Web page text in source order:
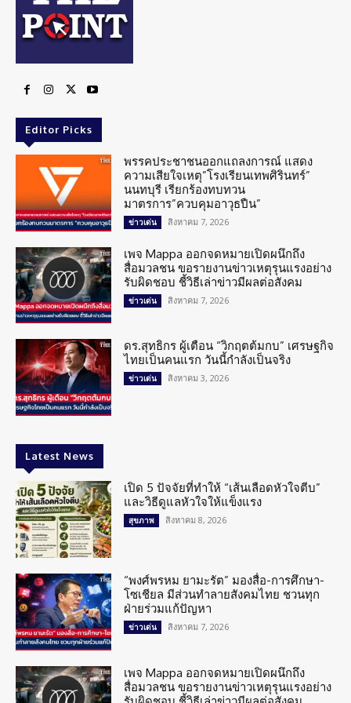
Editor Picks
พรรคประชาชนออกแถลงการณ์ แสดง
ความเสียใจเหตุ”โรงเรียนเทพศิรินทร์”
นนทบุรี เรียกร้องทบทวน
มาตรการ”ควบคุมอาวุธปืน”
ข่าวเด่น สิงหาคม 7, 2026
เพจ Mappa ออกจดหมายเปิดผนึกถึง
สื่อมวลชน ขอรายงานข่าวเหตุรุนแรงอย่าง
รับผิดชอบ ชี้วิธีเล่าข่าวมีผลต่อสังคม
ข่าวเด่น สิงหาคม 7, 2026
ดร.สุทธิกร ผู้เตือน “วิกฤตต้มกบ” เศรษฐกิจ
ไทยเป็นคนแรก วันนี้กำลังเป็นจริง
ข่าวเด่น สิงหาคม 3, 2026
Latest News
เปิด 5 ปัจจัยที่ทำให้ “เส้นเลือดหัวใจตีบ”
และวิธีดูแลหัวใจให้แข็งแรง
สุขภาพ สิงหาคม 8, 2026
“พงศ์พรหม ยามะรัต” มองสื่อ-การศึกษา-
โซเชียล มีส่วนทำลายสังคมไทย ชวนทุก
ฝ่ายร่วมแก้ปัญหา
ข่าวเด่น สิงหาคม 7, 2026
เพจ Mappa ออกจดหมายเปิดผนึกถึง
สื่อมวลชน ขอรายงานข่าวเหตุรุนแรงอย่าง